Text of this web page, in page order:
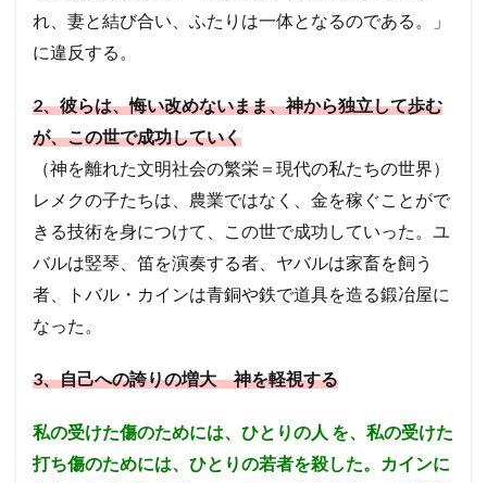
れ、妻と結び合い、ふたりは一体となるのである。」
に違反する。
2、彼らは、悔い改めないまま、神から独立して歩む
が、この世で成功していく
（神を離れた文明社会の繁栄＝現代の私たちの世界）
レメクの子たちは、農業ではなく、金を稼ぐことがで
きる技術を身につけて、この世で成功していった。ユ
バルは竪琴、笛を演奏する者、ヤバルは家畜を飼う
者、トバル・カインは青銅や鉄で道具を造る鍛冶屋に
なった。
3、自己への誇りの増大 神を軽視する
私の受けた傷のためには、ひとりの人 を、私の受けた
打ち傷のためには、ひとりの若者を殺した。カインに